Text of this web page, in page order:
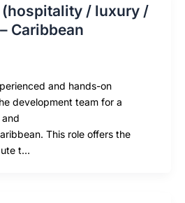
(hospitality / luxury /
Caribbean
and hands-on
development team for a
This role offers the
t…